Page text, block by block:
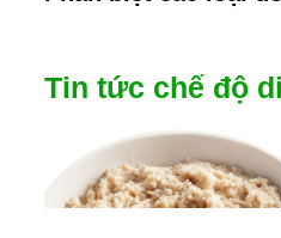
Tin tức chế độ